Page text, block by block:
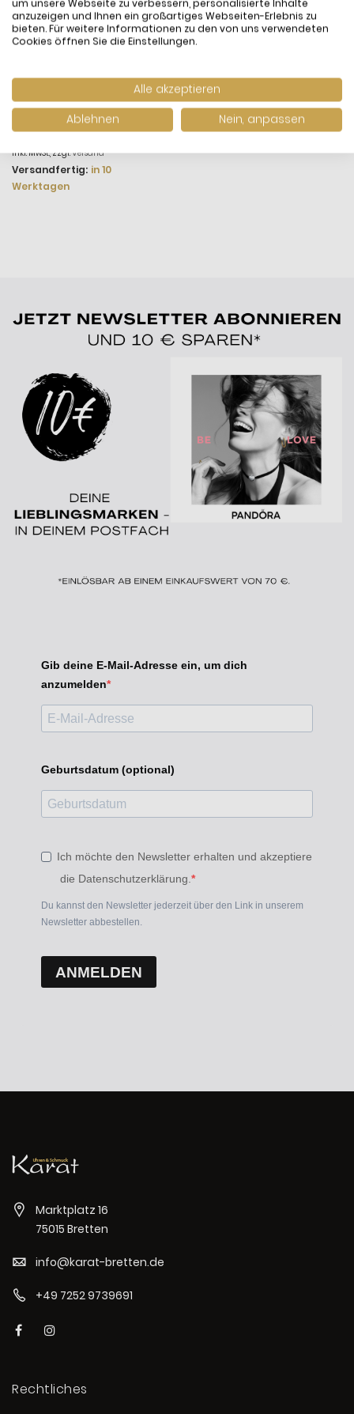
Pandora Me 799660C02
Doppel-Link Charm
Styling Pavé Sterling-
35,00 €
inkl. MwSt., zzgl.Versand
Versandfertig: in 10
Werktagen
Gib deine E-Mail-Adresse ein, um dich
anzumelden
Geburtsdatum (optional)
Ich möchte den Newsletter erhalten und akzeptiere
die Datenschutzerklärung.
Du kannst den Newsletter jederzeit über den Link in unserem
Newsletter abbestellen.
ANMELDEN
Marktplatz 16
75015 Bretten
info@karat-bretten.de
+49 7252 9739691
Rechtliches
um unsere Webseite zu verbessern, personalisierte Inhalte
anzuzeigen und Ihnen ein großartiges Webseiten-Erlebnis zu
bieten. Für weitere Informationen zu den von uns verwendeten
Cookies öffnen Sie die Einstellungen.
Alle akzeptieren
Ablehnen
Nein, anpassen